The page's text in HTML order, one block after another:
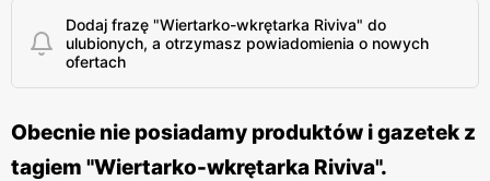
Dodaj frazę "Wiertarko-wkrętarka Riviva" do
ulubionych, a otrzymasz powiadomienia o nowych
ofertach
Obecnie nie posiadamy produktów i gazetek z
tagiem "Wiertarko-wkrętarka Riviva".